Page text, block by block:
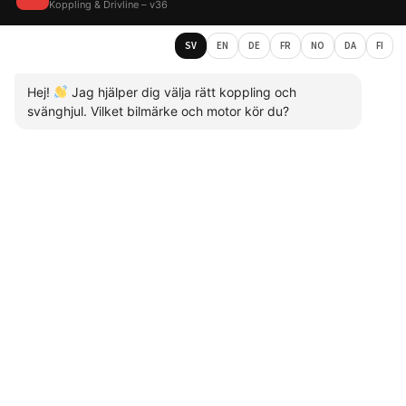
Koppling & Drivline – v36
SV EN DE FR NO DA FI
Hej!
Jag hjälper dig välja rätt koppling och
svänghjul. Vilket bilmärke och motor kör du?